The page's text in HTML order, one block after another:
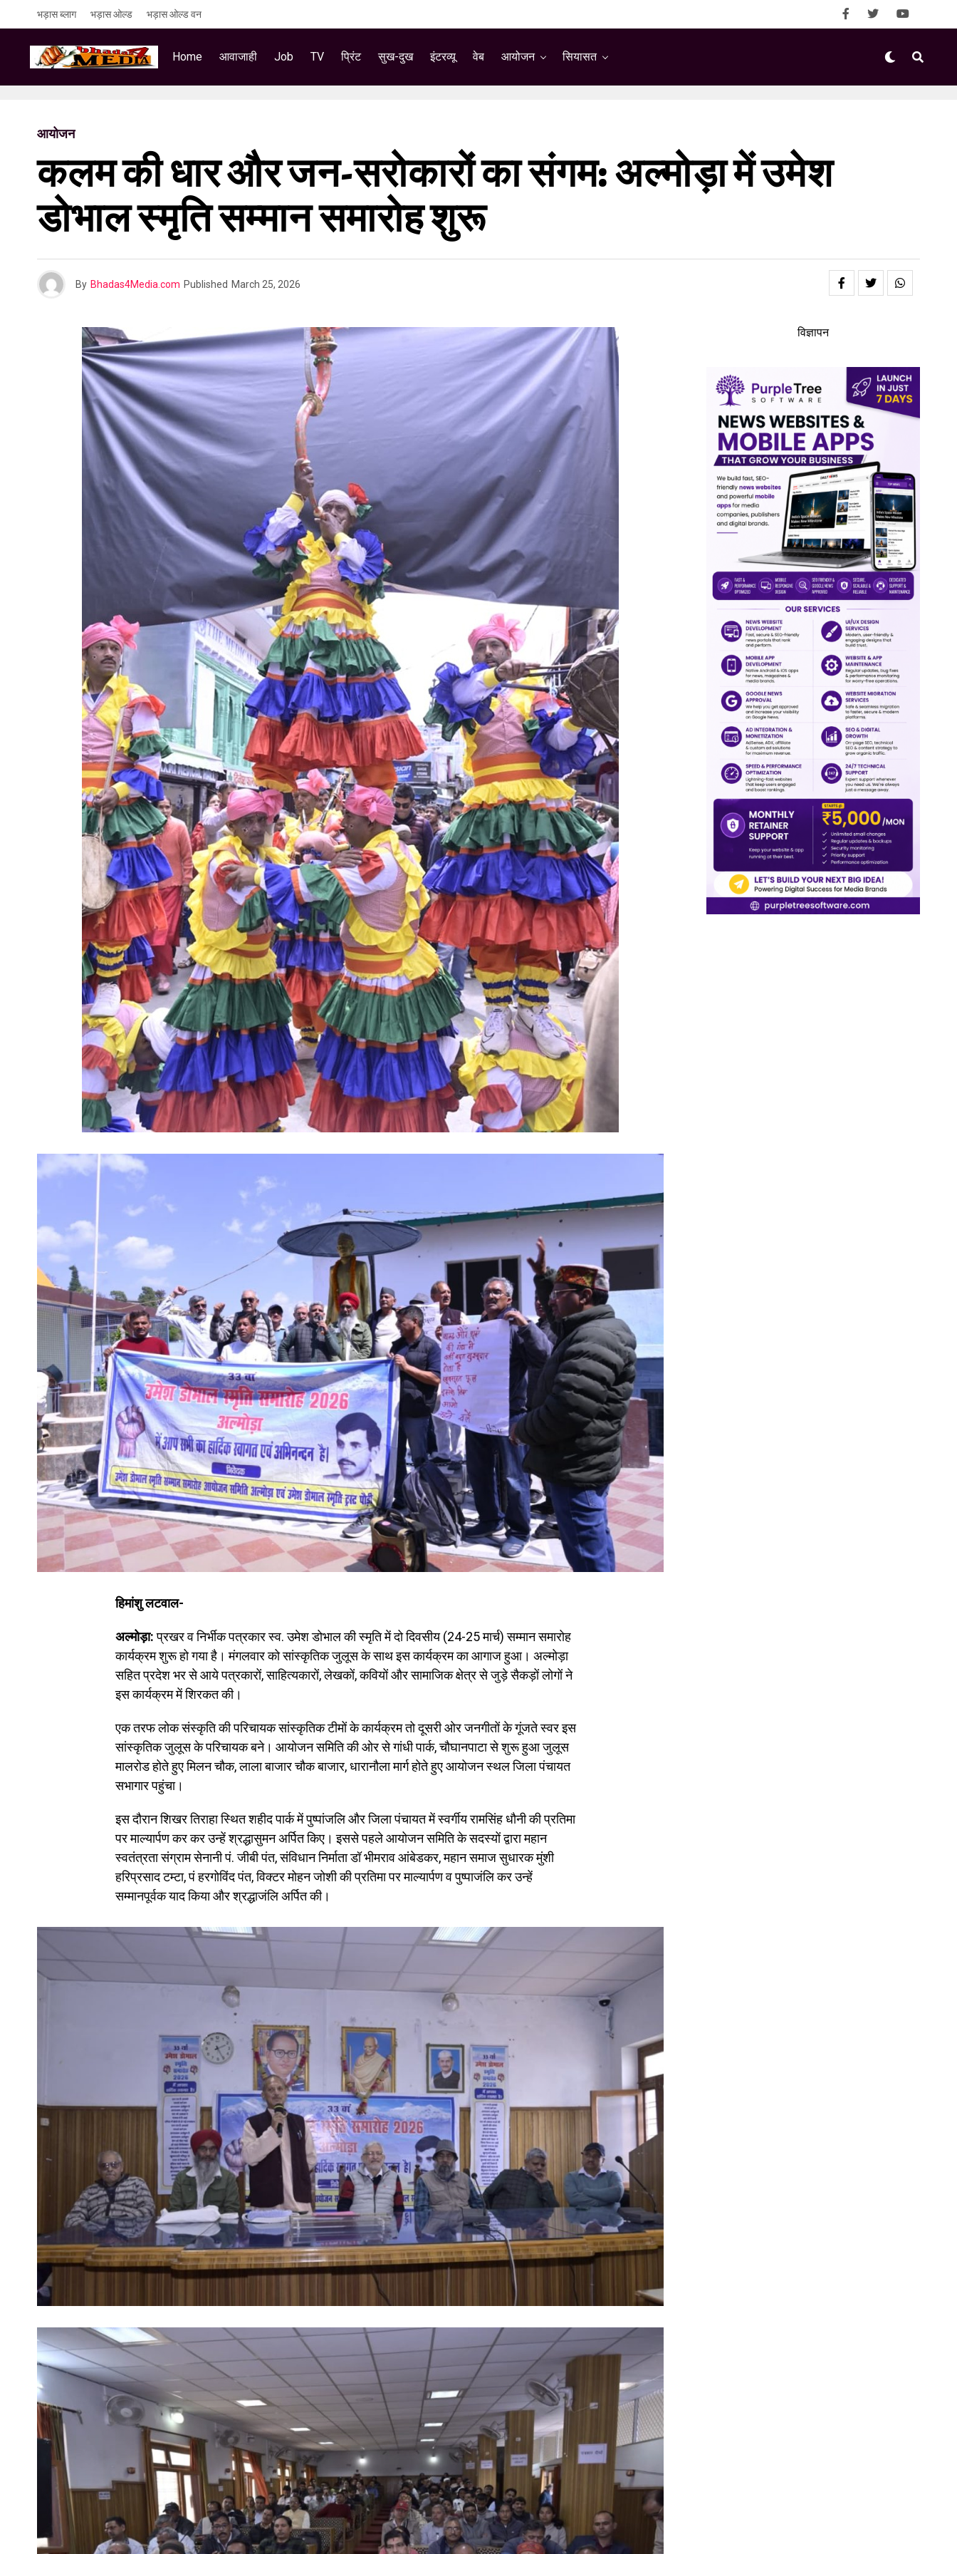
भड़ास ब्लाग भड़ास ओल्ड भड़ास ओल्ड वन
Home आवाजाही Job TV प्रिंट सुख-दुख इंटरव्यू वेब आयोजन सियासत
आयोजन
कलम की धार और जन-सरोकारों का संगम: अल्मोड़ा में उमेश
डोभाल स्मृति सम्मान समारोह शुरू
By Bhadas4Media.com Published March 25, 2026
हिमांशु लटवाल-
अल्मोड़ा:प्रखर व निर्भीक पत्रकार स्व. उमेश डोभाल की स्मृति में दो दिवसीय (24-25 मार्च) सम्मान समारोह
कार्यक्रम शुरू हो गया है। मंगलवार को सांस्कृतिक जुलूस के साथ इस कार्यक्रम का आगाज हुआ। अल्मोड़ा
सहित प्रदेश भर से आये पत्रकारों, साहित्यकारों, लेखकों, कवियों और सामाजिक क्षेत्र से जुड़े सैकड़ों लोगों ने
इस कार्यक्रम में शिरकत की।
एक तरफ लोक संस्कृति की परिचायक सांस्कृतिक टीमों के कार्यक्रम तो दूसरी ओर जनगीतों के गूंजते स्वर इस
सांस्कृतिक जुलूस के परिचायक बने। आयोजन समिति की ओर से गांधी पार्क, चौघानपाटा से शुरू हुआ जुलूस
मालरोड होते हुए मिलन चौक, लाला बाजार चौक बाजार, धारानौला मार्ग होते हुए आयोजन स्थल जिला पंचायत
सभागार पहुंचा।
इस दौरान ​शिखर तिराहा स्थित शहीद पार्क में पुष्पांजलि और जिला पंचायत में स्वर्गीय रामसिंह धौनी की प्रतिमा
पर माल्यार्पण कर कर उन्हें श्रद्धासुमन अर्पित किए। इससे पहले आयोजन समिति के सदस्यों द्वारा महान
स्वतंत्रता संग्राम सेनानी पं. जीबी पंत, संविधान निर्माता डॉ भीमराव आंबेडकर, महान समाज सुधारक मुंशी
हरिप्रसाद टम्टा, पं हरगोविंद पंत, विक्टर मोहन जोशी की प्रतिमा पर माल्यार्पण व पुष्पाजंलि कर उन्हें
सम्मानपूर्वक याद किया और श्रद्धाजंलि अर्पित की।
विज्ञापन